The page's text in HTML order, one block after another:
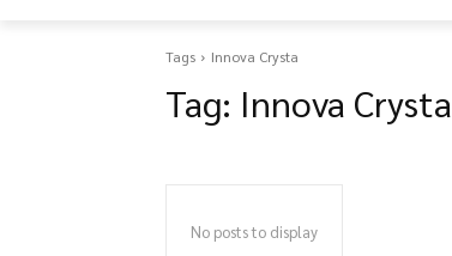
Tags Innova Crysta
Tag: Innova Crysta
No posts to display